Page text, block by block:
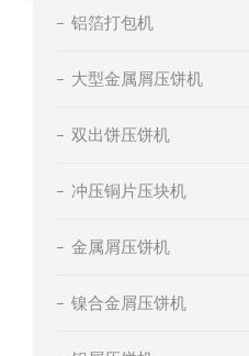
铝箔打包机
大型金属屑压饼机
双出饼压饼机
冲压铜片压块机
金属屑压饼机
镍合金屑压饼机